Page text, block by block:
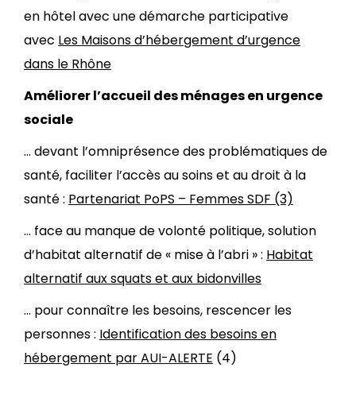
en hôtel avec une démarche participative
avec Les Maisons d’hébergement d’urgence
dans le Rhône
Améliorer l’accueil des ménages en urgence
sociale
… devant l’omniprésence des problématiques de
santé, faciliter l’accès au soins et au droit à la
santé : Partenariat PoPS – Femmes SDF (3)
… face au manque de volonté politique, solution
d’habitat alternatif de « mise à l’abri » : Habitat
alternatif aux squats et aux bidonvilles
… pour connaître les besoins, rescencer les
personnes : Identification des besoins en
hébergement par AUI-ALERTE (4)